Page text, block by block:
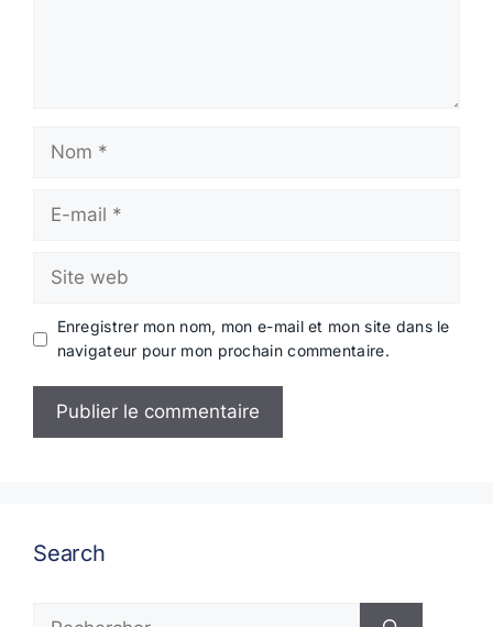
mail
web
Enregistrer mon nom, mon e-mail et mon site dans le
navigateur pour mon prochain commentaire.
Search